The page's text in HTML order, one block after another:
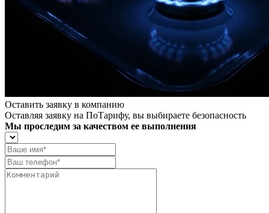
Оставить заявку в компанию
Оставляя заявку на ПоТарифу, вы выбираете безопасность
Мы проследим за качеством ее выполнения